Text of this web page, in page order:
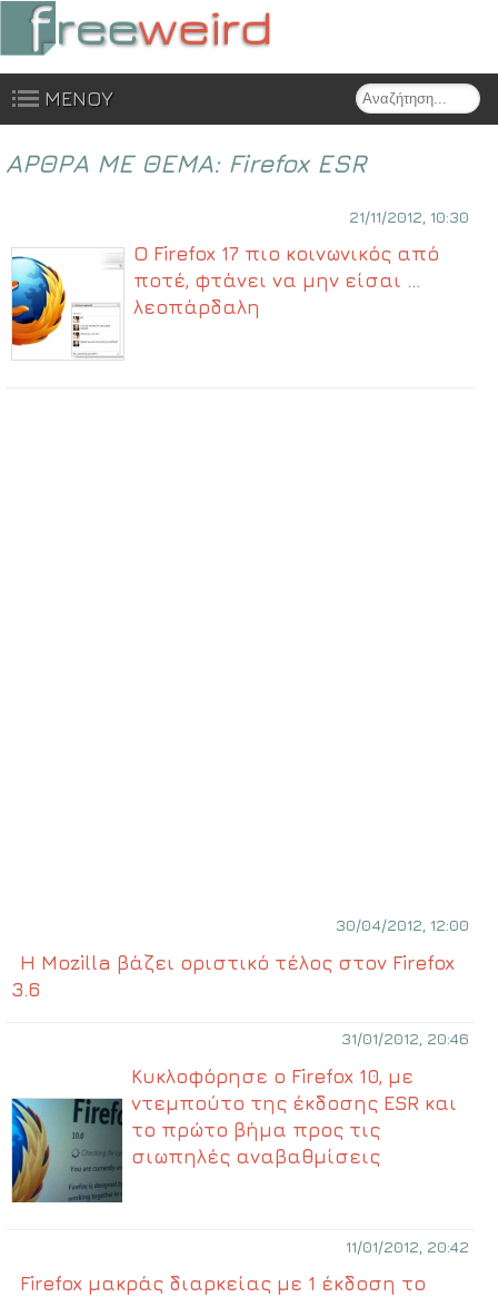
Search
ΜΕΝΟΥ
Skip to content
ΑΡΘΡΑ ΜΕ ΘΕΜΑ: Firefox ESR
21/11/2012, 10:30
Ο Firefox 17 πιο κοινωνικός από
ποτέ, φτάνει να μην είσαι …
λεοπάρδαλη
30/04/2012, 12:00
Η Mozilla βάζει οριστικό τέλος στον Firefox
3.6
31/01/2012, 20:46
Κυκλοφόρησε ο Firefox 10, με
ντεμπούτο της έκδοσης ESR και
το πρώτο βήμα προς τις
σιωπηλές αναβαθμίσεις
11/01/2012, 20:42
Firefox μακράς διαρκείας με 1 έκδοση το